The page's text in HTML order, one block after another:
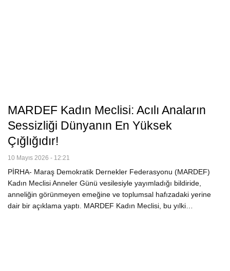
MARDEF Kadın Meclisi: Acılı Anaların
Sessizliği Dünyanın En Yüksek
Çığlığıdır!
10 Mayıs 2026 - 12:21
PİRHA- Maraş Demokratik Dernekler Federasyonu (MARDEF)
Kadın Meclisi Anneler Günü vesilesiyle yayımladığı bildiride,
anneliğin görünmeyen emeğine ve toplumsal hafızadaki yerine
dair bir açıklama yaptı. MARDEF Kadın Meclisi, bu yılki…